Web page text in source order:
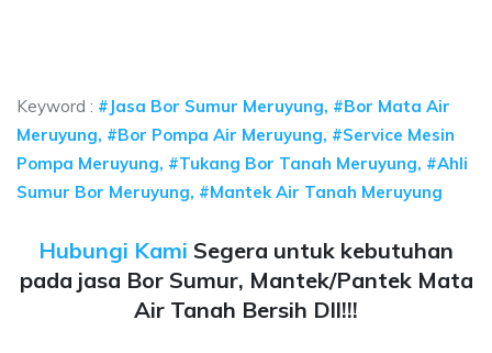
Keyword : #Jasa Bor Sumur Meruyung, #Bor Mata Air
Meruyung, #Bor Pompa Air Meruyung, #Service Mesin
Pompa Meruyung, #Tukang Bor Tanah Meruyung, #Ahli
Sumur Bor Meruyung, #Mantek Air Tanah Meruyung
Hubungi Kami Segera untuk kebutuhan
pada jasa Bor Sumur, Mantek/Pantek Mata
Air Tanah Bersih Dll!!!